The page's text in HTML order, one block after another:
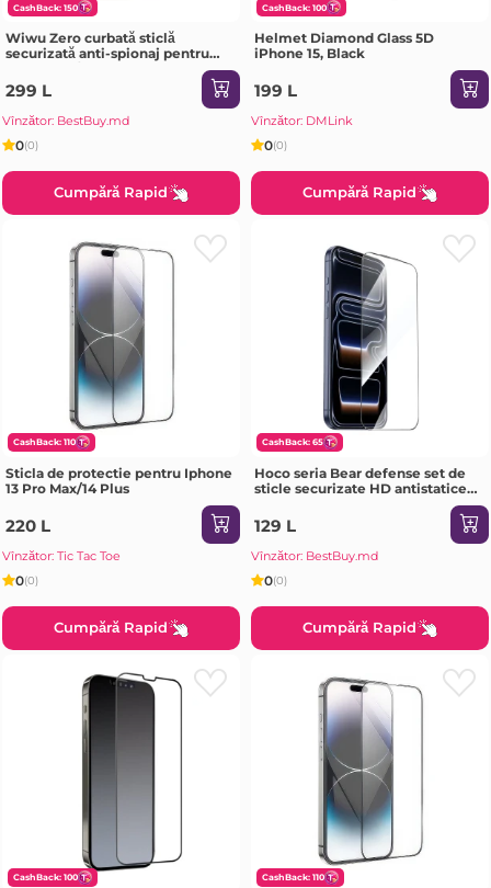
CashBack: 150
Wiwu Zero curbată sticlă
securizată anti-spionaj pentru
iPhone 17 / iPhone 16 Pro (6.3)
GT-027 transparentă Sticlă de
protecție
299 L
Vînzător: BestBuy.md
0(0)
Cumpără Rapid
CashBack: 100
Helmet Diamond Glass 5D
iPhone 15, Black
199 L
Vînzător: DMLink
0(0)
Cumpără Rapid
CashBack: 110
Sticla de protectie pentru Iphone
13 Pro Max/14 Plus
220 L
Vînzător: Tic Tac Toe
0(0)
Cumpără Rapid
CashBack: 65
Hoco seria Bear defense set de
sticle securizate HD antistatice
Max(G777) neagră Sticlă de
protecție
129 L
Vînzător: BestBuy.md
0(0)
Cumpără Rapid
CashBack: 100 CashBack: 110